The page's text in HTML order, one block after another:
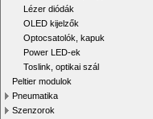
Lézer diódák
OLED kijelzők
Optocsatolók, kapuk
Power LED-ek
Toslink, optikai szál
Peltier modulok
Pneumatika
Szenzorok